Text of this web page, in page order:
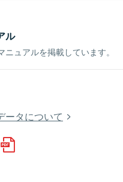
ル
ュアルを掲載しています。
ータについて